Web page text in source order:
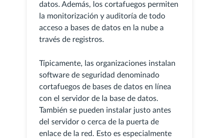
datos. Además, los cortafuegos permiten
la monitorización y auditoría de todo
acceso a bases de datos en la nube a
través de registros.
Típicamente, las organizaciones instalan
software de seguridad denominado
cortafuegos de bases de datos en línea
con el servidor de la base de datos.
También se pueden instalar justo antes
del servidor o cerca de la puerta de
enlace de la red. Esto es especialmente